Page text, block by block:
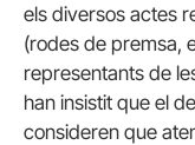
els diversos actes
(rodes de premsa,
representants de
han insistit que el
consideren que